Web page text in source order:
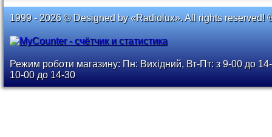
1999 - 2026 © Designed by «Radiolux». All rights reserved!
Режим роботи магазину: Пн: Вихідний, Вт-Пт: з 9-00 до
10-00 до 14-30